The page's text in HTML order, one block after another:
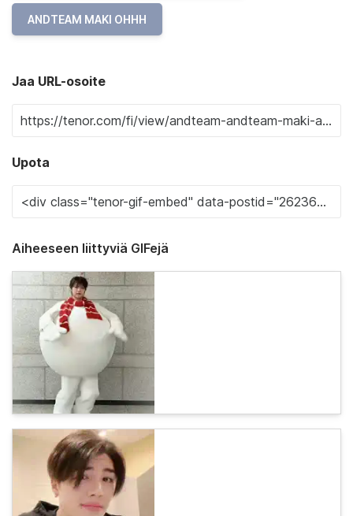
ANDTEAM MAKI OHHH
Jaa URL-osoite
Upota
Aiheeseen liittyviä GIFejä